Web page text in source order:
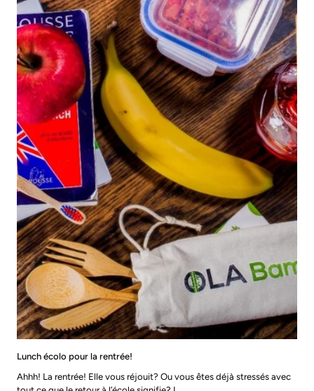
Lunch écolo pour la rentrée!
Ahhh! La rentrée! Elle vous réjouit? Ou vous êtes déjà stressés avec